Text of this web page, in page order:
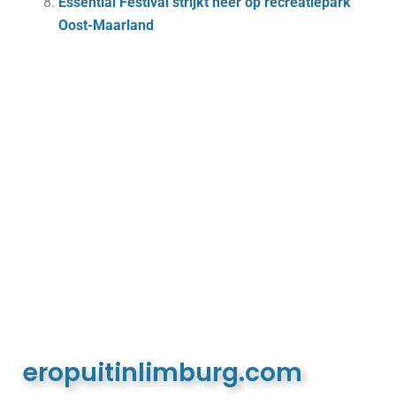
Oost-Maarland
eropuitinlimburg.com